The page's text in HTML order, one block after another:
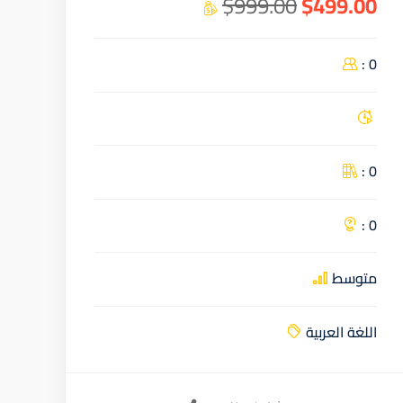
0 :
0 :
0 :
متوسط
اللغة العربية